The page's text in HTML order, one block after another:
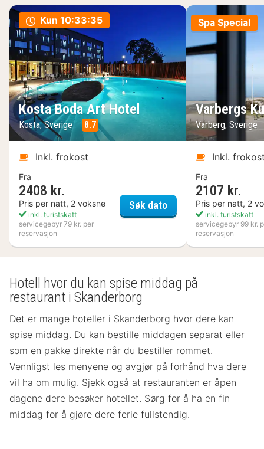
Kun 10:33:34
Kosta Boda Art Hotel
Kosta, Sverige 8.7
Inkl. frokost
Fra
2408 kr.
Pris per natt, 2 voksne
inkl. turistskatt
servicegebyr 79 kr. per
reservasjon
Søk datoKosta Boda Art Hotel
Spa Special
Varbergs
Varberg, Sverige
Inkl.
Fra
2107 kr.
Pris per natt, 2
inkl. turistskatt
servicegebyr 99 kr.
reservasjon
Hotell hvor du kan spise middag på
restaurant i Skanderborg
Det er mange hoteller i Skanderborg hvor dere kan
spise middag. Du kan bestille middagen separat eller
som en pakke direkte når du bestiller rommet.
Vennligst les menyene og avgjør på forhånd hva dere
vil ha om mulig. Sjekk også at restauranten er åpen
dagene dere besøker hotellet. Sørg for å ha en fin
middag for å gjøre dere ferie fullstendig.